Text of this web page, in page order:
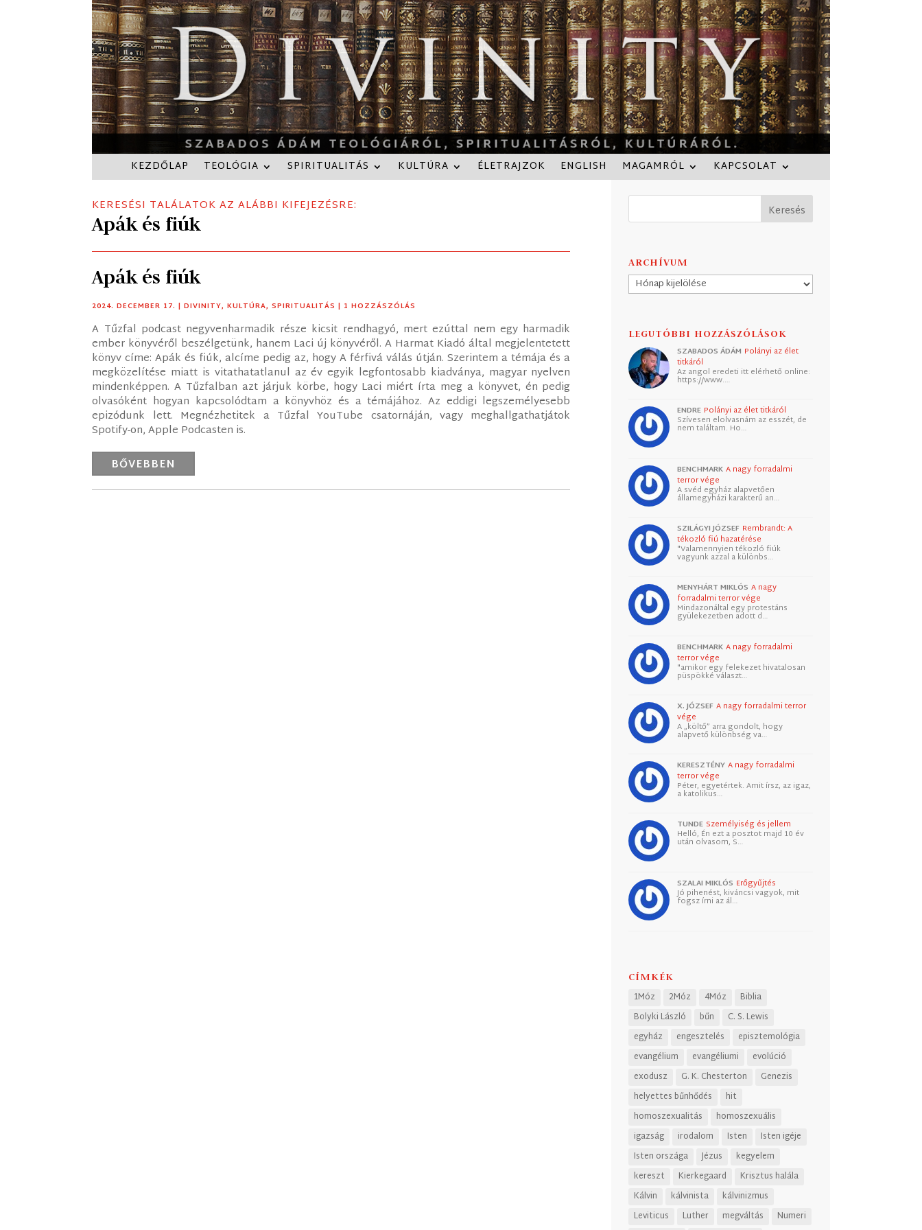
KEZDŐLAP TEOLÓGIA SPIRITUALITÁS KULTÚRA ÉLETRAJZOK ENGLISH MAGAMRÓL KAPCSOLAT
KERESÉSI TALÁLATOK AZ ALÁBBI KIFEJEZÉSRE:
Apák és fiúk
Apák és fiúk
2024. DECEMBER 17. |DIVINITY,KULTÚRA,SPIRITUALITÁS | 1 HOZZÁSZÓLÁS
A Tűzfal podcast negyvenharmadik része kicsit rendhagyó, mert ezúttal nem egy harmadik
ember könyvéről beszélgetünk, hanem Laci új könyvéről. A Harmat Kiadó által megjelentetett
könyv címe: Apák és fiúk, alcíme pedig az, hogy A férfivá válás útján. Szerintem a témája és a
megközelítése miatt is vitathatatlanul az év egyik legfontosabb kiadványa, magyar nyelven
mindenképpen. A Tűzfalban azt járjuk körbe, hogy Laci miért írta meg a könyvet, én pedig
olvasóként hogyan kapcsolódtam a könyvhöz és a témájához. Az eddigi legszemélyesebb
epizódunk lett. Megnézhetitek a Tűzfal YouTube csatornáján, vagy meghallgathatjátok
Spotify-on, Apple Podcasten is.
BŐVEBBEN
ARCHÍVUM
Archívum
LEGUTÓBBI HOZZÁSZÓLÁSOK
SZABADOS ÁDÁM Polányi az élet
titkáról
Az angol eredeti itt elérhető online:
https://www.…
ENDRE Polányi az élet titkáról
Szívesen elolvasnám az esszét, de
nem találtam. Ho…
BENCHMARK A nagy forradalmi
terror vége
A svéd egyház alapvetően
államegyházi karakterű an…
SZILÁGYI JÓZSEF Rembrandt: A
tékozló fiú hazatérése
"Valamennyien tékozló fiúk
vagyunk azzal a különbs…
MENYHÁRT MIKLÓS A nagy
forradalmi terror vége
Mindazonáltal egy protestáns
gyülekezetben adott d…
BENCHMARK A nagy forradalmi
terror vége
"amikor egy felekezet hivatalosan
püspökké választ…
X. JÓZSEF A nagy forradalmi terror
vége
A „költő” arra gondolt, hogy
alapvető különbség va…
KERESZTÉNY A nagy forradalmi
terror vége
Péter, egyetértek. Amit írsz, az igaz,
a katolikus…
TUNDE Személyiség és jellem
Helló, Én ezt a posztot majd 10 év
után olvasom, S…
SZALAI MIKLÓS Erőgyűjtés
Jó pihenést, kiváncsi vagyok, mit
fogsz írni az ál…
CÍMKÉK
1Móz 2Móz 4Móz
Biblia
Bolyki László
bűn
C. S. Lewis
egyház
engesztelés
episztemológia
evangélium
evangéliumi
evolúció
exodusz
G. K. Chesterton
Genezis
helyettes bűnhődés
hit
homoszexualitás
homoszexuális
igazság
irodalom Isten
Isten igéje
Isten országa
Jézus
kegyelem
kereszt
Kierkegaard
Krisztus halála
Kálvin
kálvinista
kálvinizmus
Leviticus
Luther megváltás
Numeri